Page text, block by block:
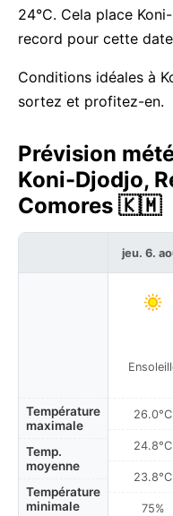
24°C. Cela place
record pour cette
Conditions idéales à
sortez et profitez-en.
Prévision
Koni-Djodjo,
Comores 🇰🇲
Température
maximale
Temp.
moyenne
Température
minimale
jeu. 6.
26.0°C
24.8°C
23.8°C
75%